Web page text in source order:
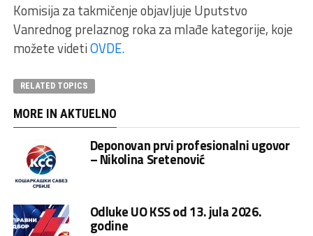
Komisija za takmičenje objavljuje Uputstvo
Vanrednog prelaznog roka za mlađe kategorije, koje
možete videtiOVDE.
RELATED TOPICS
MORE IN AKTUELNO
Deponovan prvi profesionalni ugovor
– Nikolina Sretenović
Odluke UO KSS od 13. jula 2026.
godine